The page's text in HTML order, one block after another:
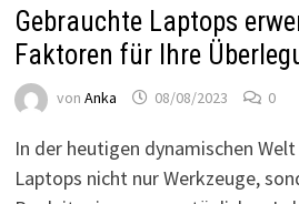
Gebrauchte Laptops
Faktoren für Ihre
von Anka 08/08/2023 0
In der heutigen dynamischen
Laptops nicht nur Werkzeuge,